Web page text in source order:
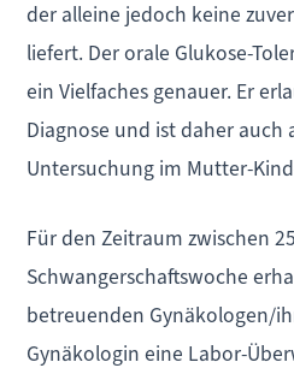
der alleine jedoch keine
liefert. Der orale Glukose-
ein Vielfaches genauer. Er
Diagnose und ist daher auch
Untersuchung im Mutter-
Für den Zeitraum zwischen
Schwangerschaftswoche
betreuenden Gynäkologen/
Gynäkologin eine Labor-